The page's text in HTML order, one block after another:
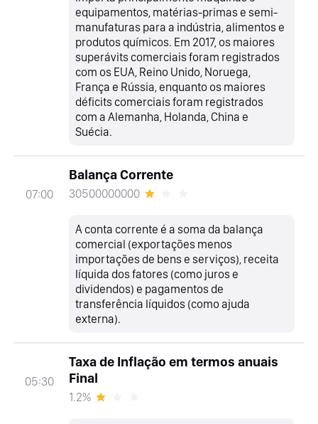
equipamentos, matérias-primas e semi-
manufaturas para a indústria, alimentos e
produtos químicos. Em 2017, os maiores
superávits comerciais foram registrados
com os EUA, Reino Unido, Noruega,
França e Rússia, enquanto os maiores
déficits comerciais foram registrados
com a Alemanha, Holanda, China e
Suécia.
07:00
Balança Corrente
30500000000
A conta corrente é a soma da balança
comercial (exportações menos
importações de bens e serviços), receita
líquida dos fatores (como juros e
dividendos) e pagamentos de
transferência líquidos (como ajuda
externa).
05:30
Taxa de Inflação em termos anuais
Final
1.2%